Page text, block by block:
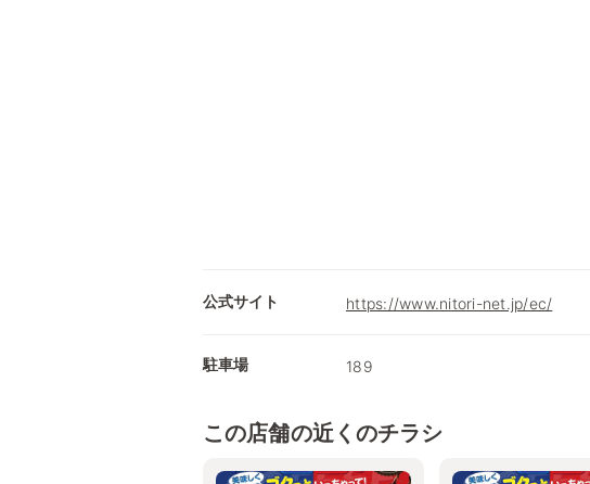
公式サイト https://www.nitori-net.jp/ec/
駐車場 189
この店舗の近くのチラシ